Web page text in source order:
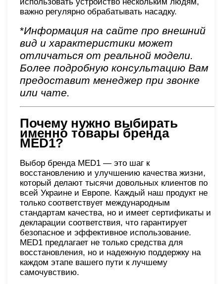
использовать устройство нескольким людям,
важно регулярно обрабатывать насадку.
*Информация на сайте про внешний
вид и характеристики может
отличаться от реальной модели.
Более подробную консультацию Вам
предоставит менеджер при звонке
или чате.
Почему нужно выбирать
именно товары бренда
MED1?
Выбор бренда MED1 — это шаг к
восстановлению и улучшению качества жизни,
который делают тысячи довольных клиентов по
всей Украине и Европе. Каждый наш продукт не
только соответствует международным
стандартам качества, но и имеет сертификаты и
декларации соответствия, что гарантирует
безопасное и эффективное использование.
MED1 предлагает не только средства для
восстановления, но и надежную поддержку на
каждом этапе вашего пути к лучшему
самочувствию.